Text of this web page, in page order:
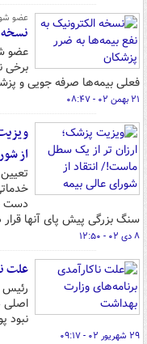
عضو
نسخه
عضو
برخی
فعلی بیمه‌ها صرفه جویی و
۲۱ بهمن ۰۲ - ۰۸:۴۷
از
دست
سنگ بزرگی پیش پای آنها قرار
۸ دی ۰۲ - ۱۲:۵۰
علت
اصلی
نبود
۲۹ شهریور ۰۲ - ۰۹:۱۷